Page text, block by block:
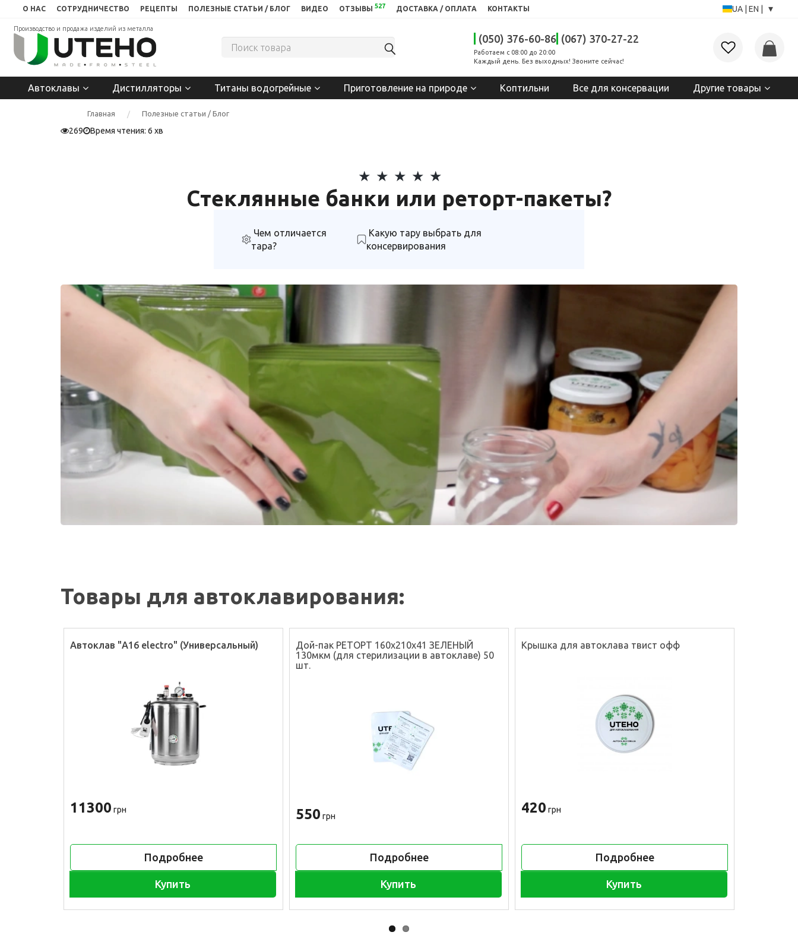
О НАС СОТРУДНИЧЕСТВО РЕЦЕПТЫ ПОЛЕЗНЫЕ СТАТЬИ / БЛОГ ВИДЕО ОТЗЫВЫ 527 ДОСТАВКА / ОПЛАТА КОНТАКТЫ UA EN ▾
Производство и продажа изделий из металла
(050) 376-60-86 (067) 370-27-22
Работаем с 08:00 до 20:00
Каждый день. Без выходных! Звоните сейчас!
Автоклавы Дистилляторы Титаны водогрейные Приготовление на природе Коптильни Все для консервации Другие товары
Главная Полезные статьи / Блог
269 Время чтения: 6 хв
Стеклянные банки или реторт-пакеты?
Чем отличается
тара?
Какую тару выбрать для
консервирования
Товары для автоклавирования:
Автоклав "А16 electro" (Универсальный)
11300 грн
Подробнее
Купить
Дой-пак РЕТОРТ 160х210х41 ЗЕЛЕНЫЙ
130мкм (для стерилизации в автоклаве) 50
шт.
550 грн
Подробнее
Купить
Крышка для автоклава твист офф
420 грн
Подробнее
Купить